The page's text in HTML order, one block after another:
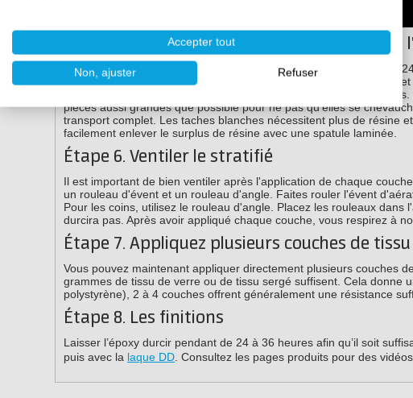
Étape 5. Laminage du tissu de verre avec de
La couche précédente d'époxy a-t-elle été appliquée il y a plus de
Après le nettoyage de la surface, vous pouvez produire entre 300
mouillez le substrat avec de l'époxy à l'aide d'un rouleau en
pièces aussi grandes que possible pour ne pas qu'elles se
transport complet. Les taches blanches nécessitent plus de résine
facilement enlever le surplus de résine avec une spatule laminée.
Étape 6. Ventiler le stratifié
Il est important de bien ventiler après l'application de chaque
un rouleau d'évent et un rouleau d'angle. Faites rouler l'évent
Pour les coins, utilisez le rouleau d'angle. Placez les rouleaux
durcira pas. Après avoir appliqué chaque couche, vous respirez à
Étape 7. Appliquez plusieurs couches de
Vous pouvez maintenant appliquer directement plusieurs couches
grammes de tissu de verre ou de tissu sergé suffisent. Cela donne
polystyrène), 2 à 4 couches offrent généralement une résistance
Étape 8. Les finitions
Laisser l’époxy durcir pendant de 24 à 36 heures afin qu’il soit
puis avec la laque DD . Consultez les pages produits pour des
Accepter tout
Non, ajuster Refuser